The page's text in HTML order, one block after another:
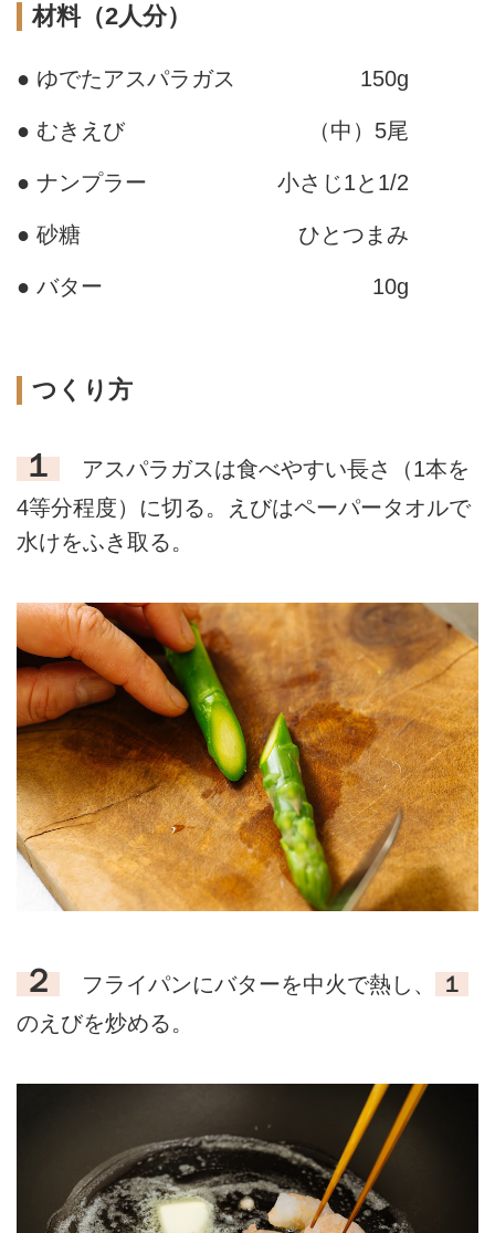
材料（2人分）
● ゆでたアスパラガス 150g
● むきえび （中）5尾
● ナンプラー 小さじ1と1/2
● 砂糖 ひとつまみ
● バター 10g
つくり方
１
アスパラガスは食べやすい長さ（1本を
4等分程度）に切る。えびはペーパータオルで
水けをふき取る。
２ フライパンにバターを中火で熱し、
１
のえびを炒める。